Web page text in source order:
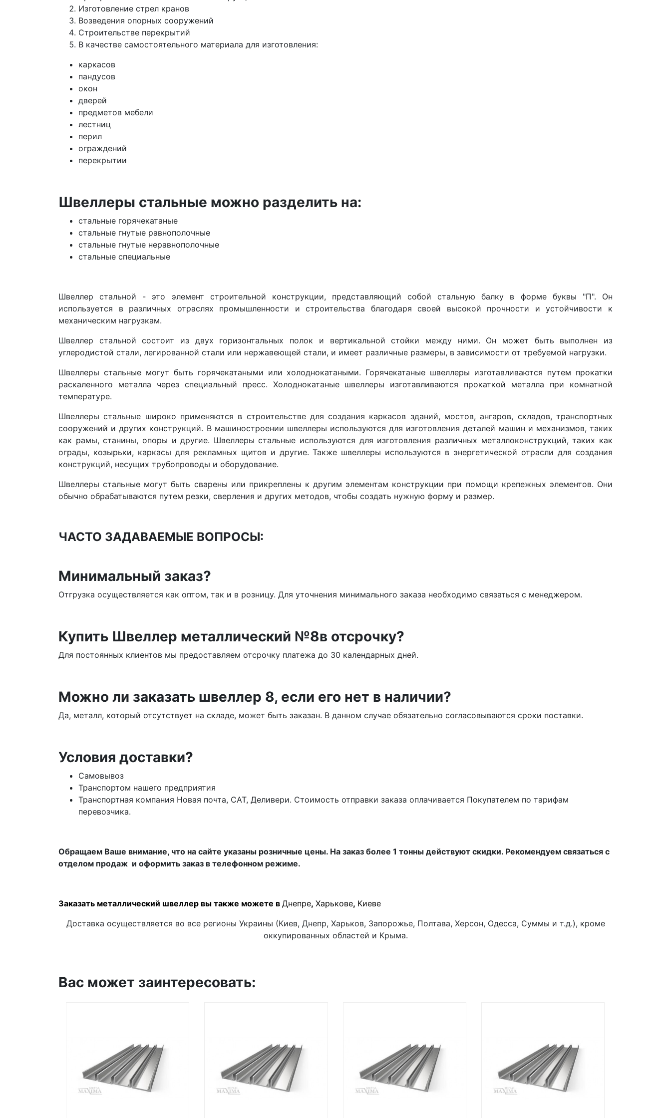
Изготовление стрел кранов
Возведения опорных сооружений
Строительстве перекрытий
В качестве самостоятельного материала для изготовления:
каркасов
пандусов
окон
дверей
предметов мебели
лестниц
перил
ограждений
перекрытии
Швеллеры стальные можно разделить на:
стальные горячекатаные
стальные гнутые равнополочные
стальные гнутые неравнополочные
стальные специальные
Швеллер стальной - это элемент строительной конструкции, представляющий собой стальную балку в форме буквы "П". Он
используется в различных отраслях промышленности и строительства благодаря своей высокой прочности и устойчивости к
механическим нагрузкам.
Швеллер стальной состоит из двух горизонтальных полок и вертикальной стойки между ними. Он может быть выполнен из
углеродистой стали, легированной стали или нержавеющей стали, и имеет различные размеры, в зависимости от требуемой нагрузки.
Швеллеры стальные могут быть горячекатаными или холоднокатаными. Горячекатаные швеллеры изготавливаются путем прокатки
раскаленного металла через специальный пресс. Холоднокатаные швеллеры изготавливаются прокаткой металла при комнатной
температуре.
Швеллеры стальные широко применяются в строительстве для создания каркасов зданий, мостов, ангаров, складов, транспортных
сооружений и других конструкций. В машиностроении швеллеры используются для изготовления деталей машин и механизмов, таких
как рамы, станины, опоры и другие. Швеллеры стальные используются для изготовления различных металлоконструкций, таких как
ограды, козырьки, каркасы для рекламных щитов и другие. Также швеллеры используются в энергетической отрасли для создания
конструкций, несущих трубопроводы и оборудование.
Швеллеры стальные могут быть сварены или прикреплены к другим элементам конструкции при помощи крепежных элементов. Они
обычно обрабатываются путем резки, сверления и других методов, чтобы создать нужную форму и размер.
ЧАСТО ЗАДАВАЕМЫЕ ВОПРОСЫ:
Минимальный заказ?
Отгрузка осуществляется как оптом, так и в розницу. Для уточнения минимального заказа необходимо связаться с менеджером.
Купить Швеллер металлический №8в отсрочку?
Для постоянных клиентов мы предоставляем отсрочку платежа до 30 календарных дней.
Можно ли заказать швеллер 8, если его нет в наличии?
Да, металл, который отсутствует на складе, может быть заказан. В данном случае обязательно согласовываются сроки поставки.
Условия доставки?
Самовывоз
Транспортом нашего предприятия
Транспортная компания Новая почта, САТ, Деливери. Стоимость отправки заказа оплачивается Покупателем по тарифам
перевозчика.
Обращаем Ваше внимание, что на сайте указаны розничные цены. На заказ более 1 тонны действуют скидки. Рекомендуем связаться с
отделом продаж и оформить заказ в телефонном режиме.
Заказать металлический швеллер вы также можете в Днепре, Харькове, Киеве
Доставка осуществляется во все регионы Украины (Киев, Днепр, Харьков, Запорожье, Полтава, Херсон, Одесса, Суммы и т.д.), кроме
оккупированных областей и Крыма.
Вас может заинтересовать: